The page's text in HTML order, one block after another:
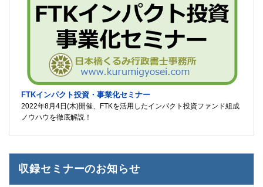
FTKインパクト投資・事業化セミナー
2022年8月4日(木)開催、FTKを活用したインパクト投資ファンド組成
ノウハウを徹底解説！
収録セミナーのお知らせ